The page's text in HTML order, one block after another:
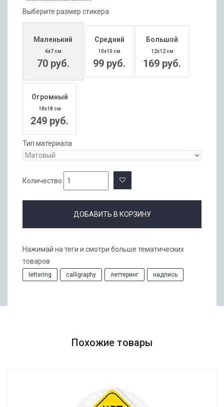
Выберите размер стикера
Маленький
6x7 см
70 руб.
Средний
10x10 см
99 руб.
Большой
12x12 см
169 руб.
Огромный
18x18 см
249 руб.
Тип материала
Количество
ДОБАВИТЬ В КОРЗИНУ
Нажимай на теги и смотри больше тематических
товаров
lettering calligraphy леттеринг надпись
Похожие товары